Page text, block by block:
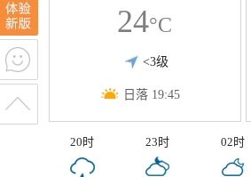
24°C
<3级
日落 19:45
20时 23时 02时